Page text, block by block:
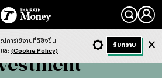
Search
Stocks
Dark ฟังข่าว
ณ์การใช้งานที่ดียิ่งขึ้น
และ (Cookie Policy)
รับทราบ